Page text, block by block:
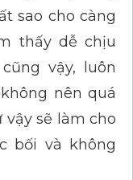
sao cho càng
thấy dễ chịu
vậy, luôn
nên quá
sẽ làm cho
bối và không